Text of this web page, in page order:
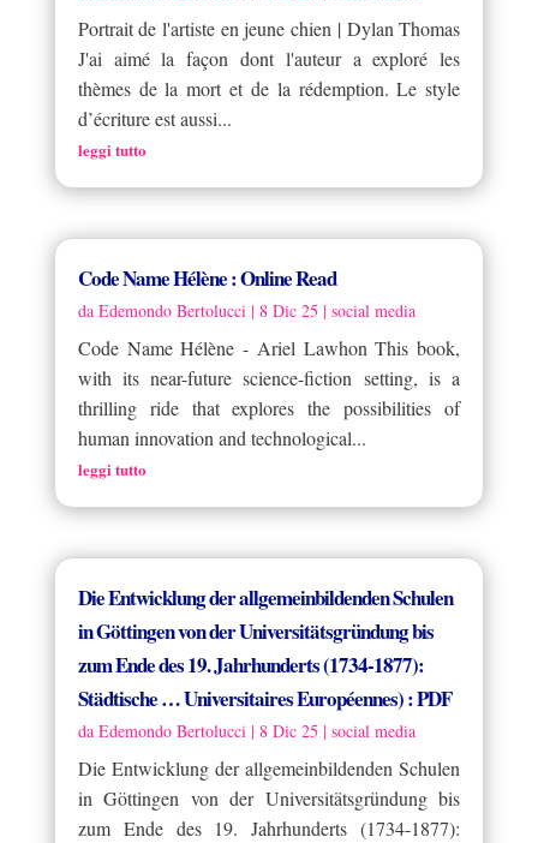
Portrait de l'artiste en jeune chien | Dylan Thomas
J'ai aimé la façon dont l'auteur a exploré les
thèmes de la mort et de la rédemption. Le style
d’écriture est aussi...
leggi tutto
Code Name Hélène : Online Read
da Edemondo Bertolucci| 8 Dic 25 | social media
Code Name Hélène - Ariel Lawhon This book,
with its near-future science-fiction setting, is a
thrilling ride that explores the possibilities of
human innovation and technological...
leggi tutto
Die Entwicklung der allgemeinbildenden Schulen
in Göttingen von der Universitätsgründung bis
zum Ende des 19. Jahrhunderts (1734-1877):
Städtische … Universitaires Européennes) : PDF
da Edemondo Bertolucci| 8 Dic 25 | social media
Die Entwicklung der allgemeinbildenden Schulen
in Göttingen von der Universitätsgründung bis
zum Ende des 19. Jahrhunderts (1734-1877):